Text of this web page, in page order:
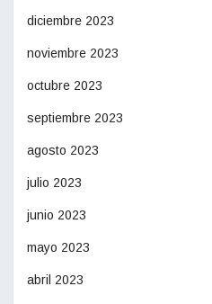
diciembre 2023
noviembre 2023
octubre 2023
septiembre 2023
agosto 2023
julio 2023
junio 2023
mayo 2023
abril 2023